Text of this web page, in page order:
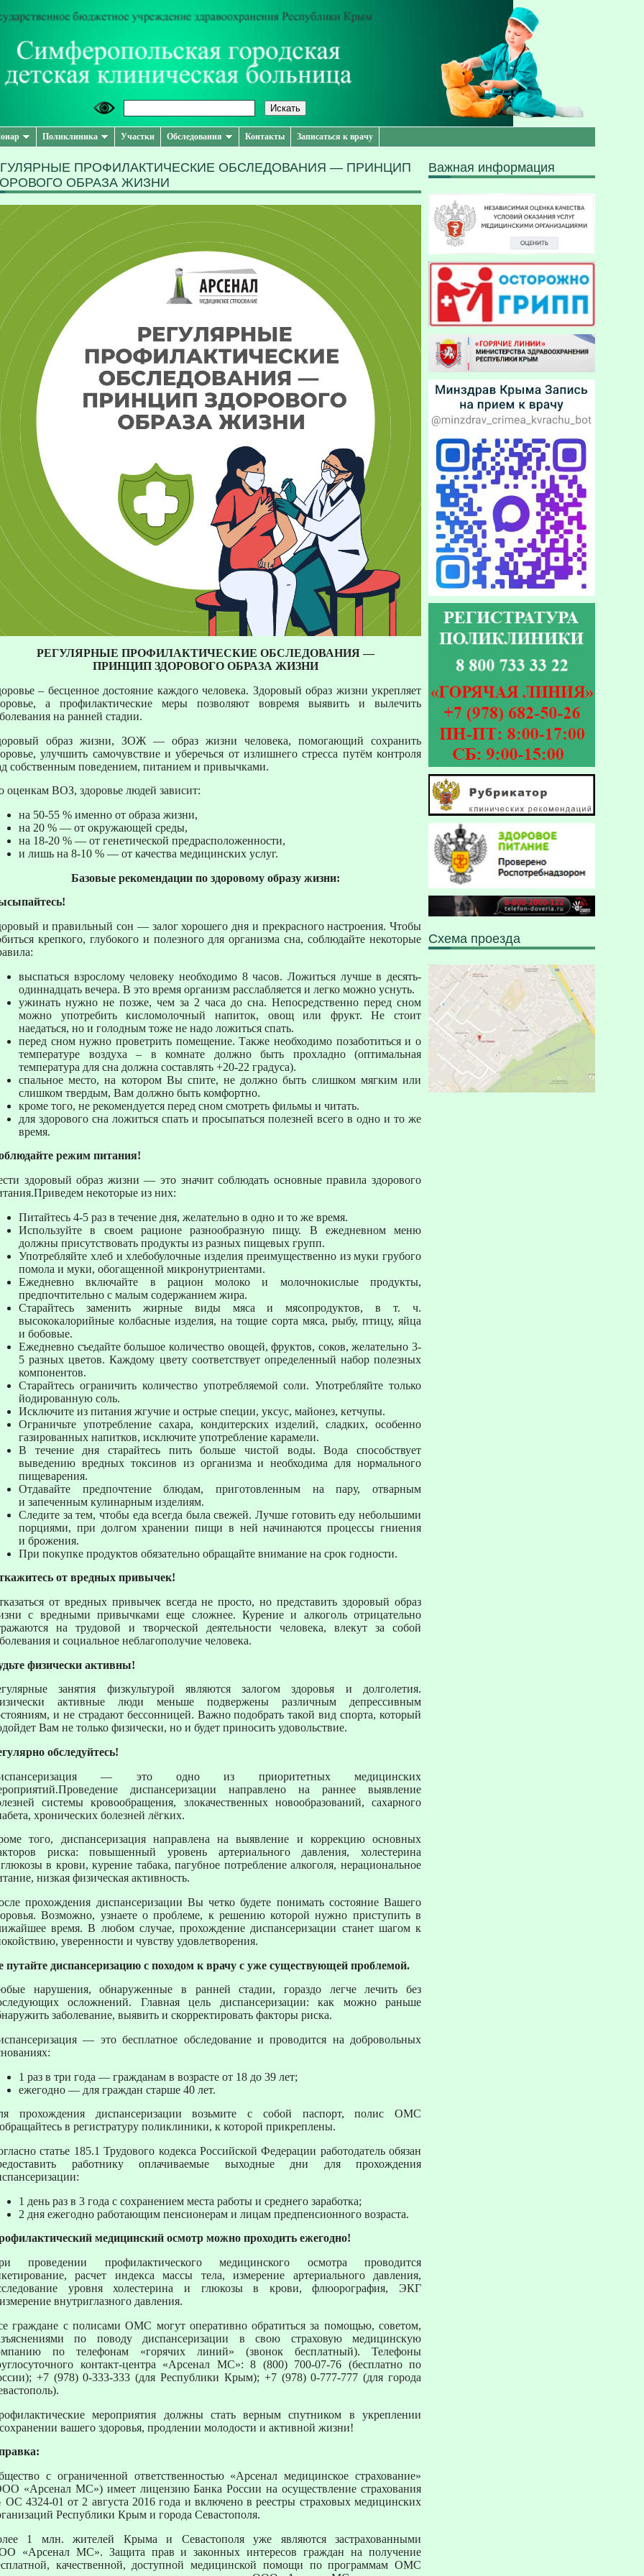
Поликлиника Участки Обследования Контакты Записаться к врачу
ПРОФИЛАКТИЧЕСКИЕ ОБСЛЕДОВАНИЯ — ПРИНЦИП
ОБРАЗА ЖИЗНИ
РЕГУЛЯРНЫЕ ПРОФИЛАКТИЧЕСКИЕ ОБСЛЕДОВАНИЯ —
ПРИНЦИП ЗДОРОВОГО ОБРАЗА ЖИЗНИ
– бесценное достояние каждого человека. Здоровый образ жизни укрепляет
а профилактические меры позволяют вовремя выявить и вылечить
на ранней стадии.
образ жизни, ЗОЖ — образ жизни человека, помогающий сохранить
улучшить самочувствие и уберечься от излишнего стресса путём контроля
собственным поведением, питанием и привычками.
оценкам ВОЗ, здоровье людей зависит:
на 50-55 % именно от образа жизни,
на 20 % — от окружающей среды,
на 18-20 % — от генетической предрасположенности,
и лишь на 8-10 % — от качества медицинских услуг.
Базовые рекомендации по здоровому образу жизни:
и правильный сон — залог хорошего дня и прекрасного настроения. Чтобы
крепкого, глубокого и полезного для организма сна, соблюдайте некоторые
выспаться взрослому человеку необходимо 8 часов. Ложиться лучше в десять-
одиннадцать вечера. В это время организм расслабляется и легко можно уснуть.
ужинать нужно не позже, чем за 2 часа до сна. Непосредственно перед сном
можно употребить кисломолочный напиток, овощ или фрукт. Не стоит
наедаться, но и голодным тоже не надо ложиться спать.
перед сном нужно проветрить помещение. Также необходимо позаботиться и о
температуре воздуха – в комнате должно быть прохладно (оптимальная
температура для сна должна составлять +20-22 градуса).
спальное место, на котором Вы спите, не должно быть слишком мягким или
слишком твердым, Вам должно быть комфортно.
кроме того, не рекомендуется перед сном смотреть фильмы и читать.
для здорового сна ложиться спать и просыпаться полезней всего в одно и то же
время.
режим питания!
здоровый образ жизни — это значит соблюдать основные правила здорового
некоторые из них:
Питайтесь 4-5 раз в течение дня, желательно в одно и то же время.
Используйте в своем рационе разнообразную пищу. В ежедневном меню
должны присутствовать продукты из разных пищевых групп.
Употребляйте хлеб и хлебобулочные изделия преимущественно из муки грубого
помола и муки, обогащенной микронутриентами.
Ежедневно включайте в рацион молоко и молочнокислые продукты,
предпочтительно с малым содержанием жира.
Старайтесь заменить жирные виды мяса и мясопродуктов, в т. ч.
высококалорийные колбасные изделия, на тощие сорта мяса, рыбу, птицу, яйца
и бобовые.
Ежедневно съедайте большое количество овощей, фруктов, соков, желательно 3-
5 разных цветов. Каждому цвету соответствует определенный набор полезных
компонентов.
Старайтесь ограничить количество употребляемой соли. Употребляйте только
йодированную соль.
Исключите из питания жгучие и острые специи, уксус, майонез, кетчупы.
Ограничьте употребление сахара, кондитерских изделий, сладких, особенно
газированных напитков, исключите употребление карамели.
В течение дня старайтесь пить больше чистой воды. Вода способствует
выведению вредных токсинов из организма и необходима для нормального
пищеварения.
Отдавайте предпочтение блюдам, приготовленным на пару, отварным
и запеченным кулинарным изделиям.
Следите за тем, чтобы еда всегда была свежей. Лучше готовить еду небольшими
порциями, при долгом хранении пищи в ней начинаются процессы гниения
и брожения.
При покупке продуктов обязательно обращайте внимание на срок годности.
от вредных привычек!
от вредных привычек всегда не просто, но представить здоровый образ
с вредными привычками еще сложнее. Курение и алкоголь отрицательно
на трудовой и творческой деятельности человека, влекут за собой
и социальное неблагополучие человека.
физически активны!
занятия физкультурой являются залогом здоровья и долголетия.
активные люди меньше подвержены различным депрессивным
и не страдают бессонницей. Важно подобрать такой вид спорта, который
Вам не только физически, но и будет приносить удовольствие.
обследуйтесь!
— это одно из приоритетных медицинских
диспансеризации направлено на раннее выявление
системы кровообращения, злокачественных новообразований, сахарного
хронических болезней лёгких.
того, диспансеризация направлена на выявление и коррекцию основных
риска: повышенный уровень артериального давления, холестерина
в крови, курение табака, пагубное потребление алкоголя, нерациональное
низкая физическая активность.
прохождения диспансеризации Вы четко будете понимать состояние Вашего
Возможно, узнаете о проблеме, к решению которой нужно приступить в
время. В любом случае, прохождение диспансеризации станет шагом к
уверенности и чувству удовлетворения.
путайте диспансеризацию с походом к врачу с уже существующей проблемой.
нарушения, обнаруженные в ранней стадии, гораздо легче лечить без
осложнений. Главная цель диспансеризации: как можно раньше
заболевание, выявить и скорректировать факторы риска.
— это бесплатное обследование и проводится на добровольных
1 раз в три года — гражданам в возрасте от 18 до 39 лет;
ежегодно — для граждан старше 40 лет.
прохождения диспансеризации возьмите с собой паспорт, полис ОМС
в регистратуру поликлиники, к которой прикреплены.
статье 185.1 Трудового кодекса Российской Федерации работодатель обязан
работнику оплачиваемые выходные дни для прохождения
1 день раз в 3 года с сохранением места работы и среднего заработка;
2 дня ежегодно работающим пенсионерам и лицам предпенсионного возраста.
медицинский осмотр можно проходить ежегодно!
проведении профилактического медицинского осмотра проводится
расчет индекса массы тела, измерение артериального давления,
уровня холестерина и глюкозы в крови, флюорография, ЭКГ
внутриглазного давления.
граждане с полисами ОМС могут оперативно обратиться за помощью, советом,
по поводу диспансеризации в свою страховую медицинскую
по телефонам «горячих линий» (звонок бесплатный). Телефоны
контакт-центра «Арсенал МС»: 8 (800) 700-07-76 (бесплатно по
+7 (978) 0-333-333 (для Республики Крым); +7 (978) 0-777-777 (для города
мероприятия должны стать верным спутником в укреплении
вашего здоровья, продлении молодости и активной жизни!
с ограниченной ответственностью «Арсенал медицинское страхование»
«Арсенал МС») имеет лицензию Банка России на осуществление страхования
4324-01 от 2 августа 2016 года и включено в реестры страховых медицинских
Республики Крым и города Севастополя.
1 млн. жителей Крыма и Севастополя уже являются застрахованными
«Арсенал МС». Защита прав и законных интересов граждан на получение
качественной, доступной медицинской помощи по программам ОМС
Важная информация
Схема проезда